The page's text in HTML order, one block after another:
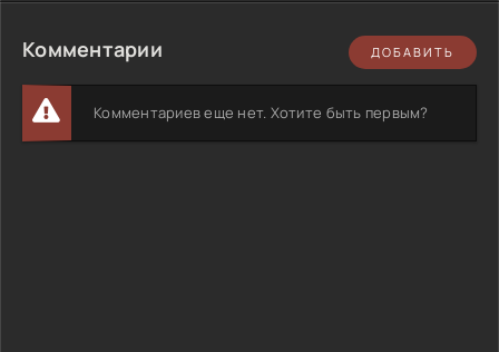
Комментарии ДОБАВИТЬ
Комментариев еще нет. Хотите быть первым?